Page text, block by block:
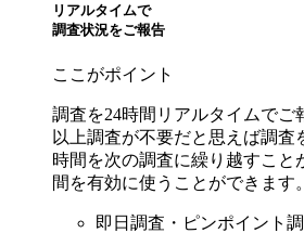
リアルタイムで
調査状況をご報告
ここがポイント
調査を24時間リアルタイムでご
以上調査が不要だと思えば調査
時間を次の調査に繰り越すこと
間を有効に使うことができます。
即日 調査・ ピンポイント